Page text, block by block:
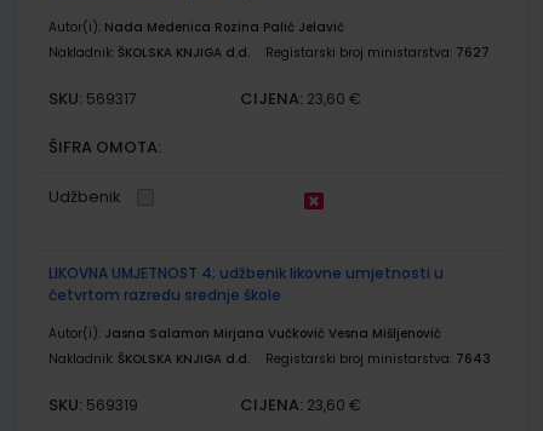
Autor(i): Nada Medenica Rozina Palić Jelavić
Nakladnik: ŠKOLSKA KNJIGA d.d. Registarski broj ministarstva: 7627
SKU: 569317 CIJENA: 23,60 €
ŠIFRA OMOTA:
Udžbenik
LIKOVNA UMJETNOST 4; udžbenik likovne umjetnosti u
četvrtom razredu srednje škole
Autor(i): Jasna Salamon Mirjana Vučković Vesna Mišljenović
Nakladnik: ŠKOLSKA KNJIGA d.d. Registarski broj ministarstva: 7643
SKU: 569319 CIJENA: 23,60 €